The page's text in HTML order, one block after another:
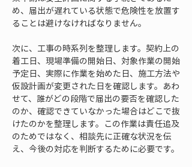
め、届出が遅れている状態で危険性を放置す
ることは避けなければなりません。
次に、工事の時系列を整理します。契約上の
着工日、現場準備の開始日、対象作業の開始
予定日、実際に作業を始めた日、施工方法や
仮設計画が変更された日を確認します。あわ
せて、誰がどの段階で届出の要否を確認した
のか、確認できていなかった場合はどこで抜
けたのかを整理します。この作業は責任追及
のためではなく、相談先に正確な状況を伝
え、今後の対応を判断するために必要です。